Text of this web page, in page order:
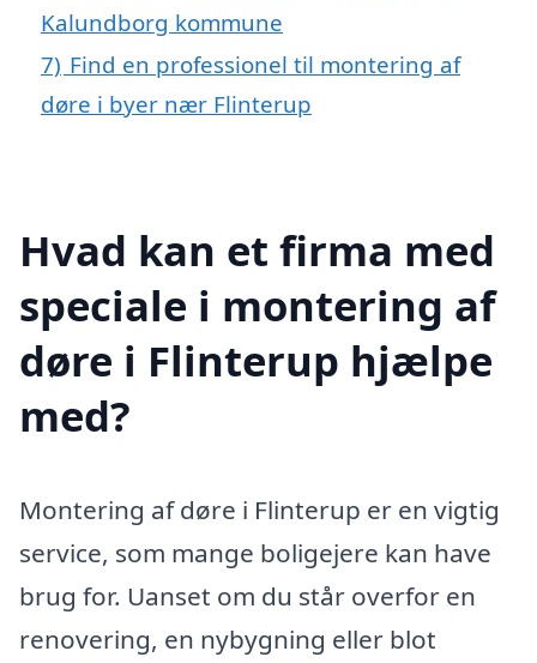
Kalundborg kommune
7) Find en professionel til montering af
døre i byer nær Flinterup
Hvad kan et firma med
speciale i montering af
døre i Flinterup hjælpe
med?
Montering af døre i Flinterup er en vigtig
service, som mange boligejere kan have
brug for. Uanset om du står overfor en
renovering, en nybygning eller blot